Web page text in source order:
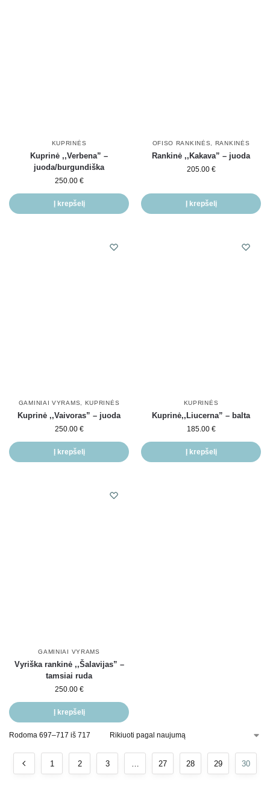
KUPRINĖS
Kuprinė ,,Verbena” –
juoda/burgundiška
250.00 €
Į krepšelį
OFISO RANKINĖS RANKINĖS
Rankinė ,,Kakava” – juoda
205.00 €
Į krepšelį
GAMINIAI VYRAMS, KUPRINĖS
Kuprinė ,,Vaivoras” – juoda
250.00 €
Į krepšelį
KUPRINĖS
Kuprinė,,Liucerna” – balta
185.00 €
Į krepšelį
GAMINIAI VYRAMS
Vyriška rankinė ,,Šalavijas” –
tamsiai ruda
250.00 €
Į krepšelį
Rodoma 697–717 iš 717
1 2 3 27 28 29 30